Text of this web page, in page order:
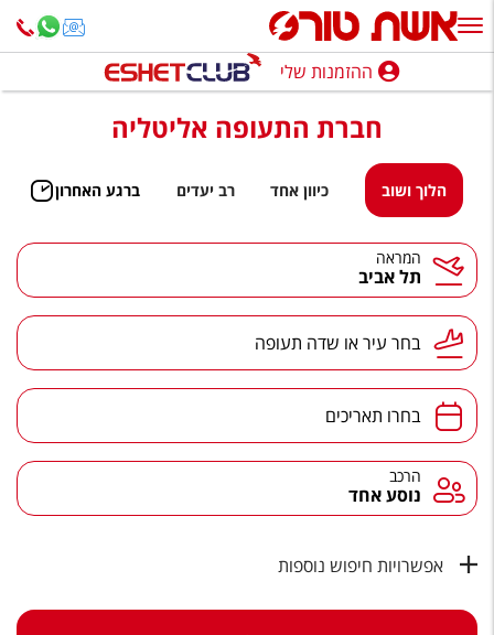
ההזמנות שלי
נופש בארץ
חופשה לפי סגנון
מלונות באילת
טיולים מאורגנים
חבילות נופש
הרגע האחרון
חבילות בריאות וספא
טיסות לחו"ל
ההזמנות שלי
חברת התעופה אליטליה
הלוך ושוב כיוון אחד רב יעדים ברגע האחרון
המראה
תל אביב
בחר עיר או שדה תעופה
בחרו תאריכים
הרכב
נוסע אחד
אפשרויות חיפוש נוספות